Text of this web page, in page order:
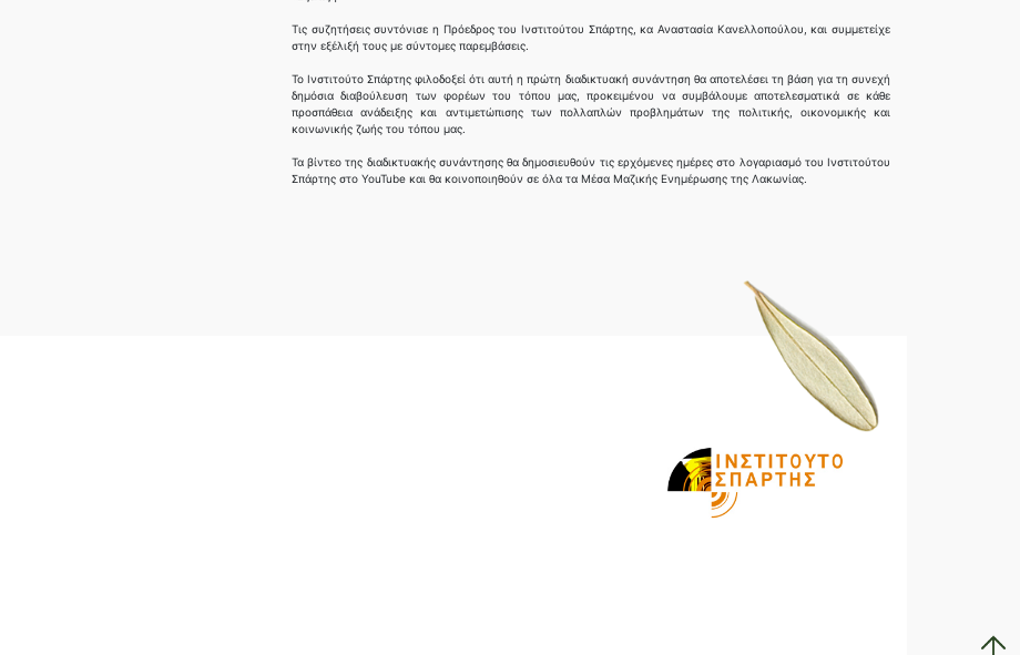
Τις συζητήσεις συντόνισε η Πρόεδρος του Ινστιτούτου Σπάρτης, κα Αναστασία Κανελλοπούλου, και συμμετείχε
στην εξέλιξή τους με σύντομες παρεμβάσεις.
Το Ινστιτούτο Σπάρτης φιλοδοξεί ότι αυτή η πρώτη διαδικτυακή συνάντηση θα αποτελέσει τη βάση για τη συνεχή
δημόσια διαβούλευση των φορέων του τόπου μας, προκειμένου να συμβάλουμε αποτελεσματικά σε κάθε
προσπάθεια ανάδειξης και αντιμετώπισης των πολλαπλών προβλημάτων της πολιτικής, οικονομικής και
κοινωνικής ζωής του τόπου μας.
Τα βίντεο της διαδικτυακής συνάντησης θα δημοσιευθούν τις ερχόμενες ημέρες στο λογαριασμό του Ινστιτούτου
Σπάρτης στο YouTube και θα κοινοποιηθούν σε όλα τα Μέσα Μαζικής Ενημέρωσης της Λακωνίας.